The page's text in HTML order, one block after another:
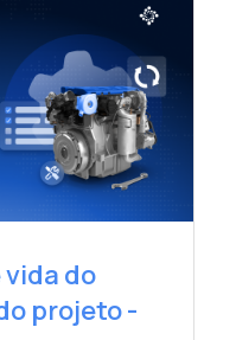
do
projeto -